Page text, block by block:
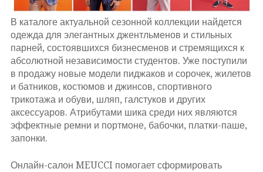
В каталоге актуальной сезонной коллекции найдется
одежда для элегантных джентльменов и стильных
парней, состоявшихся бизнесменов и стремящихся к
абсолютной независимости студентов. Уже поступили
в продажу новые модели пиджаков и сорочек, жилетов
и батников, костюмов и джинсов, спортивного
трикотажа и обуви, шляп, галстуков и других
аксессуаров. Атрибутами шика среди них являются
эффектные ремни и портмоне, бабочки, платки-паше,
запонки.
Онлайн-салон MEUCCI помогает сформировать